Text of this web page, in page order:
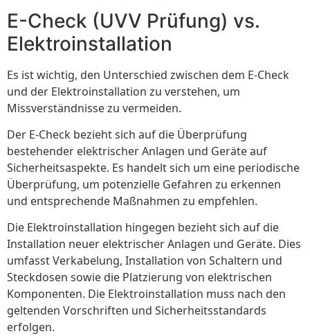
E-Check (UVV Prüfung) vs.
Elektroinstallation
Es ist wichtig, den Unterschied zwischen dem E-Check
und der Elektroinstallation zu verstehen, um
Missverständnisse zu vermeiden.
Der E-Check bezieht sich auf die Überprüfung
bestehender elektrischer Anlagen und Geräte auf
Sicherheitsaspekte. Es handelt sich um eine periodische
Überprüfung, um potenzielle Gefahren zu erkennen
und entsprechende Maßnahmen zu empfehlen.
Die Elektroinstallation hingegen bezieht sich auf die
Installation neuer elektrischer Anlagen und Geräte. Dies
umfasst Verkabelung, Installation von Schaltern und
Steckdosen sowie die Platzierung von elektrischen
Komponenten. Die Elektroinstallation muss nach den
geltenden Vorschriften und Sicherheitsstandards
erfolgen.